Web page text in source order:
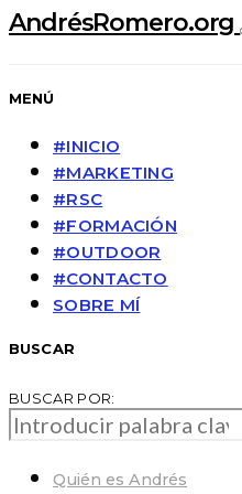
AndrésRomero.org
MENÚ
#INICIO
#MARKETING
#RSC
#FORMACIÓN
#OUTDOOR
#CONTACTO
SOBRE MÍ
BUSCAR
BUSCAR POR:
Quién es Andrés